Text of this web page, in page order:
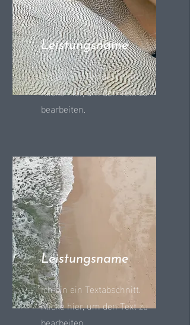
Leistungsname
Ich bin ein Textabschnitt.
Klicke hier, um den Text zu
bearbeiten.
Leistungsname
Ich bin ein Textabschnitt.
Klicke hier, um den Text zu